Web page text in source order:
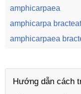
amphicarpaea
amphicarpa
amphicarpaea
Hướng dẫn cách